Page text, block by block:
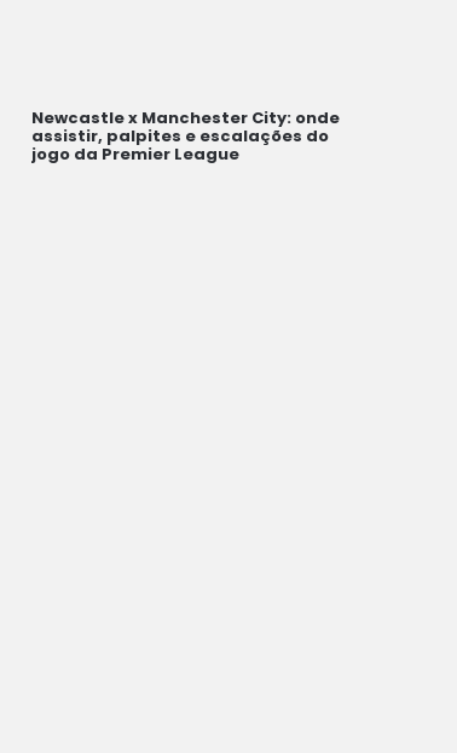
Newcastle x Manchester City: onde
assistir, palpites e escalações do
jogo da Premier League